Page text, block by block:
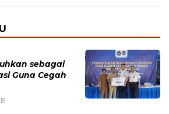
sebagai
Guna Cegah